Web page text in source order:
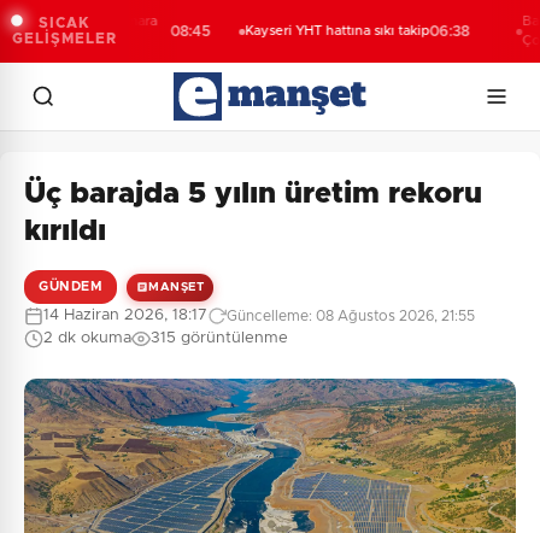
SICAK
GELİŞMELER
yağış, Marmara
alarmı!
Kayseri YHT hattına sıkı takip06:38
Bakan
Üç barajda 5 yılın üretim rekoru
kırıldı
GÜNDEM MANŞET
14 Haziran 2026, 18:17 Güncelleme: 08 Ağustos 2026, 21:55
2 dk okuma 315 görüntülenme